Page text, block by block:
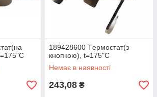
189428600 Tермостат(з
кнопкою), t=175"C
Немає в наявності
243,08 ₴